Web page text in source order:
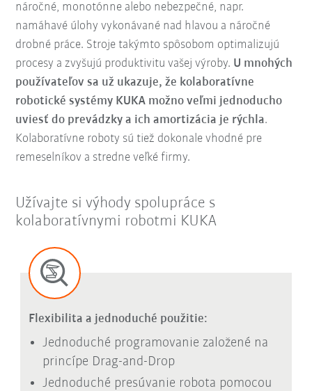
náročné, monotónne alebo nebezpečné, napr.
namáhavé úlohy vykonávané nad hlavou a náročné
drobné práce. Stroje takýmto spôsobom optimalizujú
procesy a zvyšujú produktivitu vašej výroby. U mnohých
používateľov sa už ukazuje, že kolaboratívne
robotické systémy KUKA možno veľmi jednoducho
uviesť do prevádzky a ich amortizácia je rýchla.
Kolaboratívne roboty sú tiež dokonale vhodné pre
remeselníkov a stredne veľké firmy.
Užívajte si výhody spolupráce s
kolaboratívnymi robotmi KUKA
Flexibilita a jednoduché použitie:
Jednoduché programovanie založené na
princípe Drag-and-Drop
Jednoduché presúvanie robota pomocou